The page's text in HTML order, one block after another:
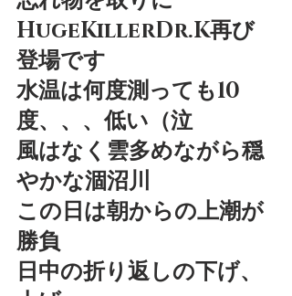
HugeKillerDr.K再び
登場です
水温は何度測っても10
度、、、低い（泣
風はなく雲多めながら穏
やかな涸沼川
この日は朝からの上潮が
勝負
日中の折り返しの下げ、